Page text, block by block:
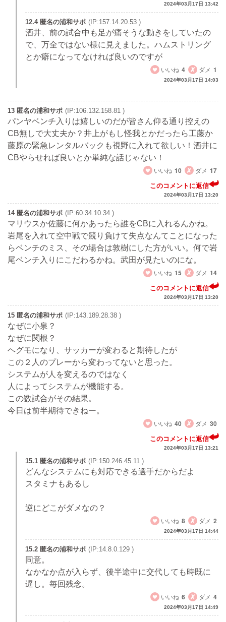
2024年03月17日 13:42
12.4 匿名の浦和サポ (IP:157.14.20.53 )
酒井、前の試合中も足が痛そうな動きをしていたの
で、万全ではない様に見えました。ハムストリング
とか癖になってなければ良いのですが
いいね 4 ダメ 1
2024年03月17日 14:03
13 匿名の浦和サポ (IP:106.132.158.81 )
パンヤベンチ入りは嬉しいのだが皆さん仰る通り控えの
CB無しで大丈夫か？井上がもし怪我とかだったら工藤か
藤原の緊急レンタルバックも視野に入れて欲しい！酒井に
CBやらせれば良いとか単純な話じゃない！
いいね 10 ダメ 17
このコメントに返信
2024年03月17日 13:20
14 匿名の浦和サポ (IP:60.34.10.34 )
マリウスか佐藤に何かあったら誰をCBに入れるんかね。
岩尾を入れて空中戦で競り負けて失点なんてことになった
らベンチのミス、その場合は敦樹にした方がいい。何で岩
尾ベンチ入りにこだわるかね。武田が見たいのにな。
いいね 15 ダメ 14
このコメントに返信
2024年03月17日 13:20
15 匿名の浦和サポ (IP:143.189.28.38 )
なぜに小泉？
なぜに関根？
ヘグモになり、サッカーが変わると期待したが
この２人のプレーから変わってないと思った。
システムが人を変えるのではなく
人によってシステムが機能する。
この数試合がその結果。
今日は前半期待できねー。
いいね 40 ダメ 30
このコメントに返信
2024年03月17日 13:21
15.1 匿名の浦和サポ (IP:150.246.45.11 )
どんなシステムにも対応できる選手だからだよ
スタミナもあるし
逆にどこがダメなの？
いいね 8 ダメ 2
2024年03月17日 14:44
15.2 匿名の浦和サポ (IP:14.8.0.129 )
同意。
なかなか点が入らず、後半途中に交代しても時既に
遅し。毎回残念。
いいね 6 ダメ 4
2024年03月17日 14:49